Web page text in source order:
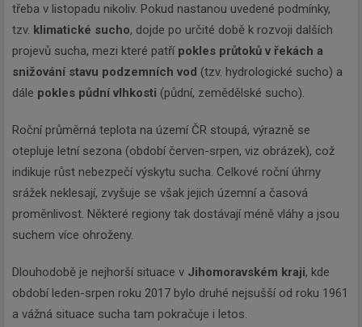
třeba v listopadu nikoliv. Pokud nastanou uvedené podmínky,
tzv. klimatické sucho, dojde po určité době k rozvoji dalších
projevů sucha, mezi které patří pokles průtoků v řekách a
snižování stavu podzemních vod (tzv. hydrologické sucho) a
dále pokles půdní vlhkosti (půdní, zemědělské sucho).
Roční průměrná teplota na území ČR stoupá, výrazně se
otepluje letní sezona (období červen-srpen, viz obrázek), což
indikuje růst nebezpečí výskytu sucha. Celkové roční úhrny
srážek neklesají, zvyšuje se však jejich územní a časová
proměnlivost. Některé regiony tak dostávají méně vláhy a jsou
suchem více ohroženy.
Dlouhodobě je nejhorší situace v Jihomoravském kraji, kde
období leden-srpen roku 2017 bylo druhé nejsušší od roku 1961
a vážná situace sucha tam pokračuje i letos.